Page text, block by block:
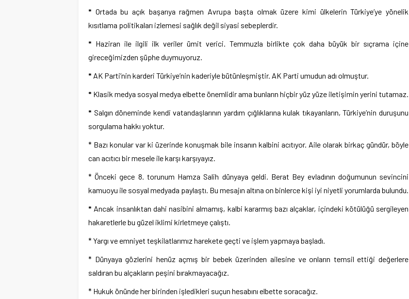
* Ortada bu açık başarıya rağmen Avrupa başta olmak üzere kimi ülkelerin Türkiye’ye yönelik
kısıtlama politikaları izlemesi sağlık değil siyasi sebeplerdir.
* Haziran ile ilgili ilk veriler ümit verici. Temmuzla birlikte çok daha büyük bir sıçrama içine
gireceğimizden şüphe duymuyoruz.
* AK Parti’nin karderi Türkiye’nin kaderiyle bütünleşmiştir. AK Parti umudun adı olmuştur.
* Klasik medya sosyal medya elbette önemlidir ama bunların hiçbir yüz yüze iletişimin yerini tutamaz.
* Salgın döneminde kendi vatandaşlarının yardım çığlıklarına kulak tıkayanların, Türkiye’nin duruşunu
sorgulama hakkı yoktur.
* Bazı konular var ki üzerinde konuşmak bile insanın kalbini acıtıyor. Aile olarak birkaç gündür, böyle
can acıtıcı bir mesele ile karşı karşıyayız.
* Önceki gece 8. torunum Hamza Salih dünyaya geldi. Berat Bey evladının doğumunun sevincini
kamuoyu ile sosyal medyada paylaştı. Bu mesajın altına on binlerce kişi iyi niyetli yorumlarda bulundu.
* Ancak insanlıktan dahi nasibini almamış, kalbi kararmış bazı alçaklar, içindeki kötülüğü sergileyen
hakaretlerle bu güzel iklimi kirletmeye çalıştı.
* Yargı ve emniyet teşkilatlarımız harekete geçti ve işlem yapmaya başladı.
* Dünyaya gözlerini henüz açmış bir bebek üzerinden ailesine ve onların temsil ettiği değerlere
saldıran bu alçakların peşini bırakmayacağız.
* Hukuk önünde her birinden işledikleri suçun hesabını elbette soracağız.